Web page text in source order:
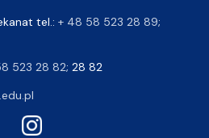
tel.: + 48 58 523 28 89;
523 28 82; 28 82